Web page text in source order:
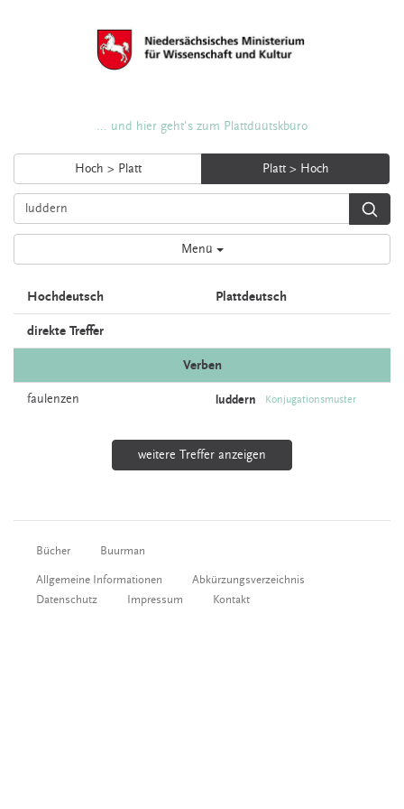
... und hier geht's zum Plattdüütskbüro
Hoch > Platt Platt > Hoch
Menü
Hochdeutsch Plattdeutsch
direkte Treffer
Verben
faulenzen luddern Konjugationsmuster
weitere Treffer anzeigen
Bücher Buurman
Allgemeine Informationen
Abkürzungsverzeichnis
Datenschutz
Impressum Kontakt